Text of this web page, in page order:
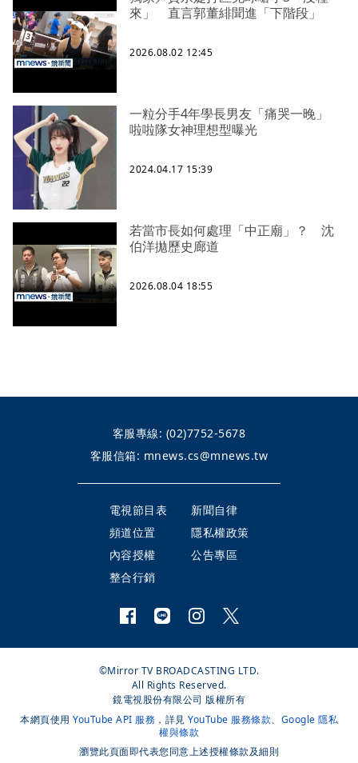
來」 直言郭董緋聞進「下階段」
2026.08.02 12:45
一粒分手4年學長男友「痛哭一晚」
啦啦隊女神理想型曝光
2024.04.17 15:39
若當市長如何處理「中正廟」？ 沈
伯洋拋歷史廊道
2026.08.04 18:55
客服專線: (02)7752-5678
客服信箱: mnews.cs@mnews.tw
電視節目表
新聞自律
頻道位置
隱私權政策
內容授權
公告專區
整合行銷
©Mirror TV BROADCASTING LTD.
All Rights Reserved.
鏡電視股份有限公司 版權所有
本網頁使用 YouTube API 服務 ，詳見 YouTube 服務條款、 Google 隱私
權與條款
瀏覽此頁面即代表您同意上述授權條款及細則